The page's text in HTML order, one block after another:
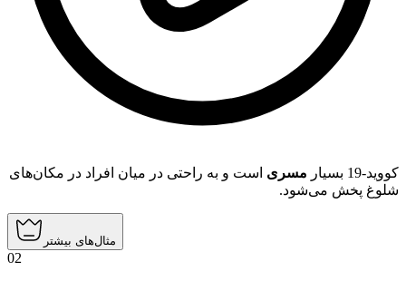
کووید-19 بسیار مسری است و به راحتی در میان افراد در مکان‌های
شلوغ پخش می‌شود.
مثال‌های بیشتر
02